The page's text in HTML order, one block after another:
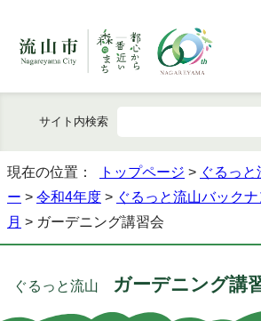
サイト内検索
現在の位置： トップページ > ぐるっと
ー > 令和4年度 > ぐるっと流山バック
月 > ガーデニング講習会
ぐるっと流山 ガーデニング講